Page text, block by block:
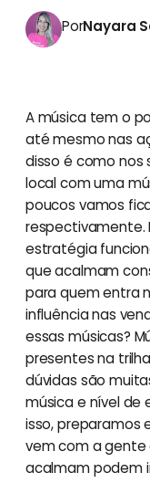
PorNayara
A música tem o
até mesmo nas
disso é como
local com uma
poucos vamos
respectivamente.
estratégia
que acalmam
para quem entra
influência nas
essas músicas?
presentes na
dúvidas são
música e nível de
isso, preparamos
vem com a gente
acalmam podem